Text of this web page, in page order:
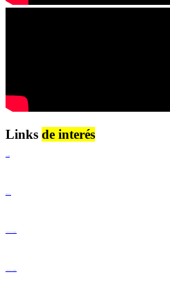
Links de interés